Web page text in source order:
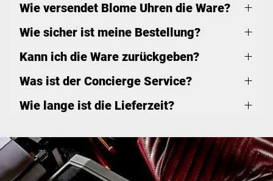
Wie versendet Blome Uhren die Ware?
Wie sicher ist meine Bestellung?
Kann ich die Ware zurückgeben?
Was ist der Concierge Service?
Wie lange ist die Lieferzeit?